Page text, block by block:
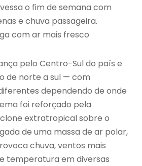
o fim de semana com
e chuva passageira.
com ar mais fresco
pelo Centro-Sul do país e
de norte a sul — com
dependendo de onde
foi reforçado pela
extratropical sobre o
de uma massa de ar polar,
chuva, ventos mais
temperatura em diversas